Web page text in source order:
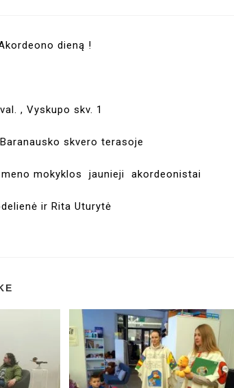
dieną !
, Vyskupo skv. 1
skvero terasoje
mokyklos jaunieji akordeonistai
ir Rita Uturytė